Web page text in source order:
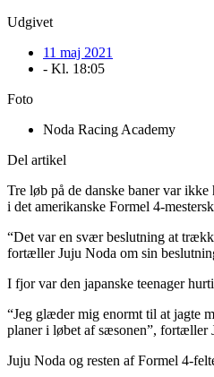
Udgivet
11 maj 2021
- Kl. 18:05
Foto
Noda Racing Academy
Del artikel
Tre løb på de danske baner var
i det amerikanske Formel 4-
“Det var en svær beslutning at
fortæller Juju Noda om sin
I fjor var den japanske teenager
“Jeg glæder mig enormt til at jagte
planer i løbet af sæsonen”, fortæller
Juju Noda og resten af Formel 4-